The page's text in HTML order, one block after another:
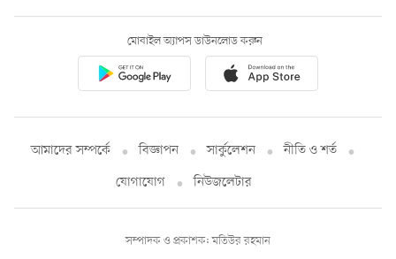
মোবাইল অ্যাপস ডাউনলোড করুন
আমাদের সম্পর্কে বিজ্ঞাপন সার্কুলেশন
নীতি ও শর্ত
যোগাযোগ
নিউজলেটার
সম্পাদক ও প্রকাশক: মতিউর রহমান